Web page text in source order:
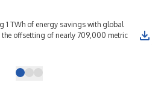
1 TWh of energy savings with global
offsetting of nearly 709,000 metric